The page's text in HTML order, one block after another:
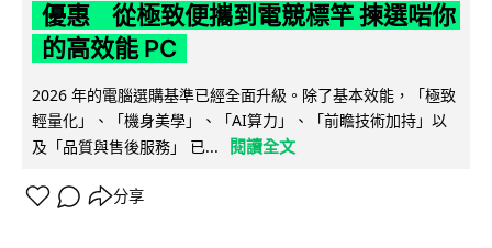
優惠 從極致便攜到電競標竿 揀選啱你
的高效能 PC
2026 年的電腦選購基準已經全面升級。除了基本效能，「極致
輕量化」、「機身美學」、「AI算力」、「前瞻技術加持」以
及「品質與售後服務」 已...
閱讀全文
分享